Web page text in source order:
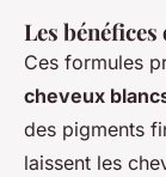
Les
Ces formules
cheveux
des pigments
laissent les